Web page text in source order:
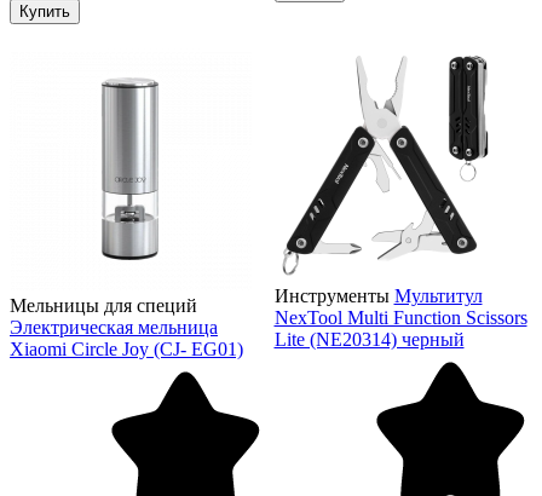
Купить
Мельницы для специй
Электрическая мельница
Xiaomi Circle Joy (CJ- EG01)
Инструменты Мультитул
NexTool Multi Function Scissors
Lite (NE20314) черный